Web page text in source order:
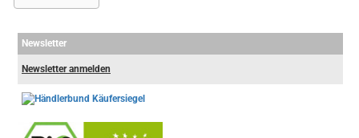
Newsletter
Newsletter anmelden